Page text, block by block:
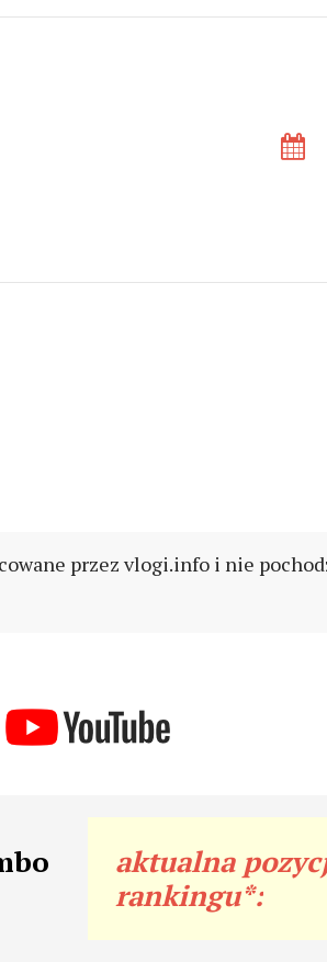
przez vlogi.info i nie
aktualna
rankingu*: